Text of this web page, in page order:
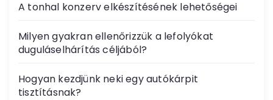
A tonhal konzerv elkészítésének lehetőségei
Milyen gyakran ellenőrizzük a lefolyókat
duguláselhárítás céljából?
Hogyan kezdjünk neki egy autókárpit
tisztításnak?